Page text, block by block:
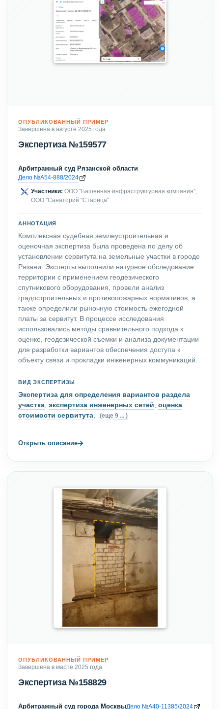
ОПУБЛИКОВАННЫЙ ПРИМЕР
Завершена в августе 2025 года
Экспертиза №159577
Арбитражный суд Рязанской области
Дело №А54-888/2024
Участники: ООО "Башенная инфраструктурная компания",
ООО "Санаторий "Старица"
АННОТАЦИЯ
Комплексная судебная землеустроительная и
оценочная экспертиза была проведена по делу об
установлении сервитута на земельные участки в городе
Рязани. Эксперты выполнили натурное обследование
территории с применением геодезического
спутникового оборудования, провели анализ
градостроительных и противопожарных нормативов, а
также определили рыночную стоимость ежегодной
платы за сервитут. В процессе исследования
использовались методы сравнительного подхода к
оценке, геодезической съемки и анализа документации
для разработки вариантов обеспечения доступа к
объекту связи и прокладки инженерных коммуникаций.
ВИД ЭКСПЕРТИЗЫ
Экспертиза для определения вариантов раздела
участка, экспертиза инженерных сетей, оценка
стоимости сервитута, (еще 9 ... )
Открыть описание→
ОПУБЛИКОВАННЫЙ ПРИМЕР
Завершена в марте 2025 года
Экспертиза №158829
Арбитражный суд города МосквыДело №А40-11385/2024